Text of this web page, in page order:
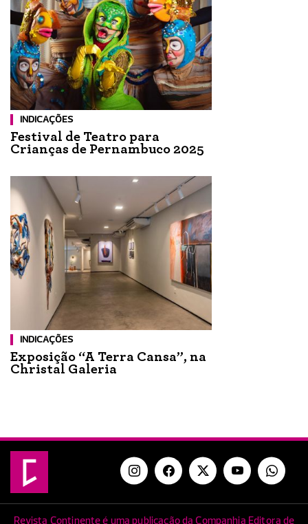
INDICAÇÕES
Festival de Teatro para
Crianças de Pernambuco 2025
INDICAÇÕES
Exposição “A Terra Cansa”, na
Christal Galeria
Revista Continente é uma publicação da Companhia Editora de